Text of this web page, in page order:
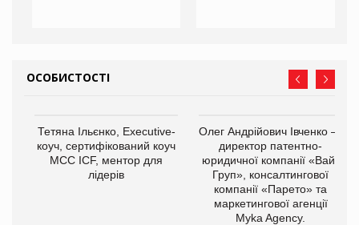
ОСОБИСТОСТІ
Тетяна Ільєнко, Executive-
коуч, сертифікований коуч
МСС ICF, ментор для
лідерів
Олег Андрійович Івченко —
директор патентно-
юридичної компанії «Вайз
Груп», консалтингової
компанії «Парето» та
маркетингової агенції
Myka Agency.